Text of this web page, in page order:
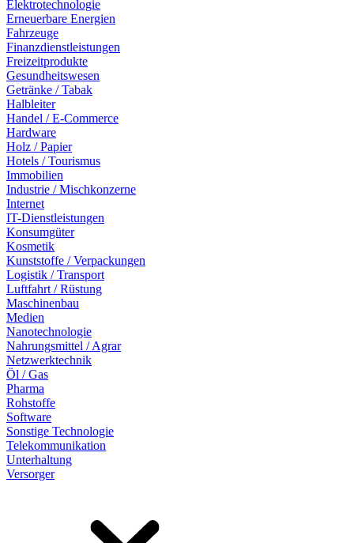
Elektrotechnologie
Erneuerbare Energien
Fahrzeuge
Finanzdienstleistungen
Freizeitprodukte
Gesundheitswesen
Getränke / Tabak
Halbleiter
Handel / E-Commerce
Hardware
Holz / Papier
Hotels / Tourismus
Immobilien
Industrie / Mischkonzerne
Internet
IT-Dienstleistungen
Konsumgüter
Kosmetik
Kunststoffe / Verpackungen
Logistik / Transport
Luftfahrt / Rüstung
Maschinenbau
Medien
Nanotechnologie
Nahrungsmittel / Agrar
Netzwerktechnik
Öl / Gas
Pharma
Rohstoffe
Software
Sonstige Technologie
Telekommunikation
Unterhaltung
Versorger